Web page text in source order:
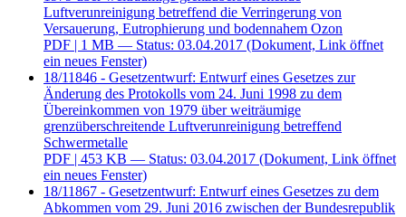
Luftverunreinigung betreffend die Verringerung von
Versauerung, Eutrophierung und bodennahem Ozon
PDF | 1 MB — Status: 03.04.2017 (Dokument, Link öffnet
ein neues Fenster)
18/11846 - Gesetzentwurf: Entwurf eines Gesetzes zur
Änderung des Protokolls vom 24. Juni 1998 zu dem
Übereinkommen von 1979 über weiträumige
grenzüberschreitende Luftverunreinigung betreffend
Schwermetalle
PDF | 453 KB — Status: 03.04.2017 (Dokument, Link öffnet
ein neues Fenster)
18/11867 - Gesetzentwurf: Entwurf eines Gesetzes zu dem
Abkommen vom 29. Juni 2016 zwischen der Bundesrepublik